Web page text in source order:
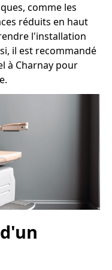
comme les
réduits en haut
l'installation
il est recommandé
à Charnay pour